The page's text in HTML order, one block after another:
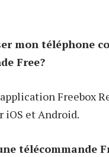
mon téléphone
Free?
Freebox
iOS et Android.
télécommande